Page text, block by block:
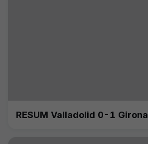
RESUM Valladolid 0-1 Girona